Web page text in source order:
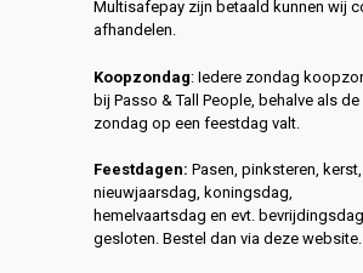
Multisafepay zijn betaald kunnen wij
afhandelen.
Koopzondag: Iedere zondag
bij Passo & Tall People, behalve als de
zondag op een feestdag valt.
Feestdagen: Pasen, pinksteren, kerst,
nieuwjaarsdag, koningsdag,
hemelvaartsdag en evt. bevrijdingsdag
gesloten. Bestel dan via deze website.